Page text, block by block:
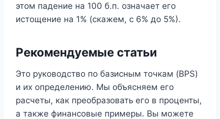
этом падение на 100 б.п. означает его
истощение на 1% (скажем, с 6% до 5%).
Рекомендуемые статьи
Это руководство по базисным точкам (BPS)
и их определению. Мы объясняем его
расчеты, как преобразовать его в проценты,
а также финансовые примеры. Вы можете